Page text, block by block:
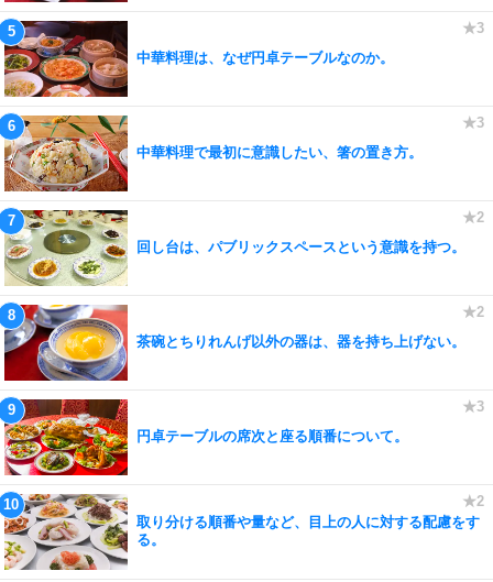
中華料理は、なぜ円卓テーブルなのか。
中華料理で最初に意識したい、箸の置き方。
回し台は、パブリックスペースという意識を持つ。
茶碗とちりれんげ以外の器は、器を持ち上げない。
円卓テーブルの席次と座る順番について。
取り分ける順番や量など、目上の人に対する配慮をす
る。